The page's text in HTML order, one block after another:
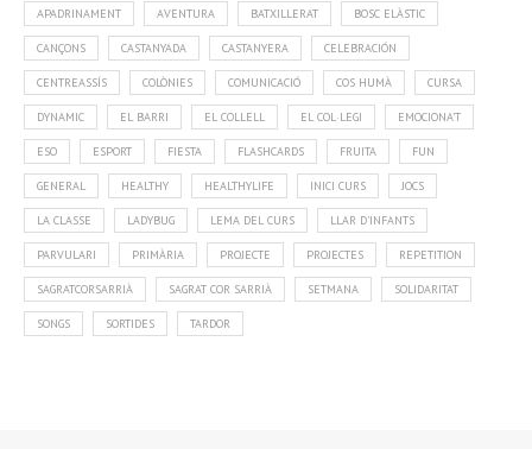
APADRINAMENT AVENTURA BATXILLERAT BOSC ELÀSTIC
CANÇONS CASTANYADA CASTANYERA CELEBRACIÓN
CENTREASSÍS COLÒNIES COMUNICACIÓ COS HUMÀ CURSA
DYNAMIC EL BARRI EL COLLELL EL COL·LEGI EMOCIONA'T
ESO ESPORT FIESTA FLASHCARDS FRUITA FUN
GENERAL HEALTHY HEALTHYLIFE INICI CURS JOCS
LA CLASSE LADYBUG LEMA DEL CURS LLAR D'INFANTS
PARVULARI PRIMÀRIA PROJECTE PROJECTES REPETITION
SAGRATCORSARRIÀ SAGRAT COR SARRIÀ SETMANA SOLIDARITAT
SONGS SORTIDES TARDOR